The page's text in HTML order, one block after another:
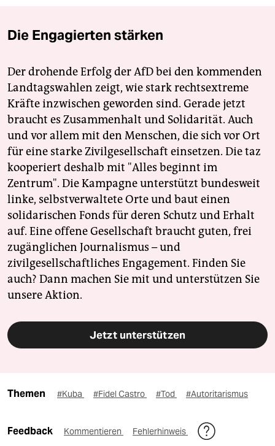
Die Engagierten stärken
Der drohende Erfolg der AfD bei den kommenden
Landtagswahlen zeigt, wie stark rechtsextreme
Kräfte inzwischen geworden sind. Gerade jetzt
braucht es Zusammenhalt und Solidarität. Auch
und vor allem mit den Menschen, die sich vor Ort
für eine starke Zivilgesellschaft einsetzen. Die taz
kooperiert deshalb mit "Alles beginnt im
Zentrum". Die Kampagne unterstützt bundesweit
linke, selbstverwaltete Orte und baut einen
solidarischen Fonds für deren Schutz und Erhalt
auf. Eine offene Gesellschaft braucht guten, frei
zugänglichen Journalismus – und
zivilgesellschaftliches Engagement. Finden Sie
auch? Dann machen Sie mit und unterstützen Sie
unsere Aktion.
Jetzt unterstützen
Themen #Kuba #Fidel Castro #Tod #Autoritarismus
Feedback Kommentieren Fehlerhinweis